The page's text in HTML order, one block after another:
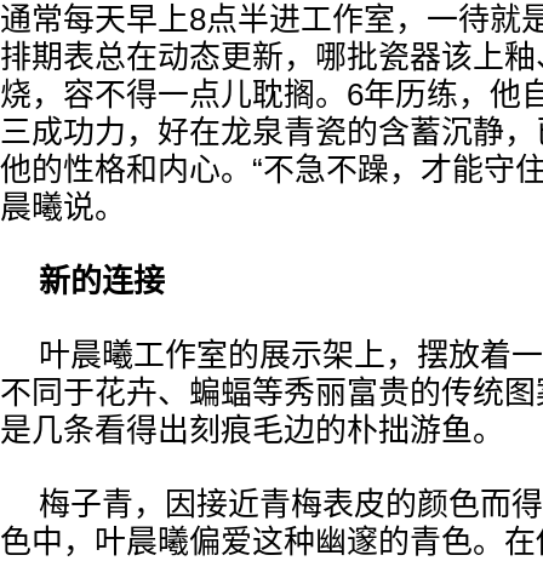
通常每天早上8点半进工作室，一待就
排期表总在动态更新，哪批瓷器该上
烧，容不得一点儿耽搁。6年历练，他
三成功力，好在龙泉青瓷的含蓄沉静
他的性格和内心。“不急不躁，才能守
晨曦说。
新的连接
叶晨曦工作室的展示架上，摆放着
不同于花卉、蝙蝠等秀丽富贵的传统
是几条看得出刻痕毛边的朴拙游鱼。
梅子青，因接近青梅表皮的颜色而
色中，叶晨曦偏爱这种幽邃的青色。